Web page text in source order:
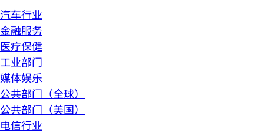
汽车行业
金融服务
医疗保健
工业部门
媒体娱乐
公共部门（全球）
公共部门（美国）
电信行业